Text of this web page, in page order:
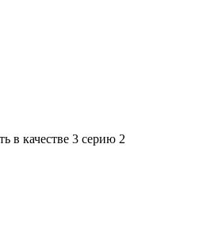
в качестве 3 серию 2